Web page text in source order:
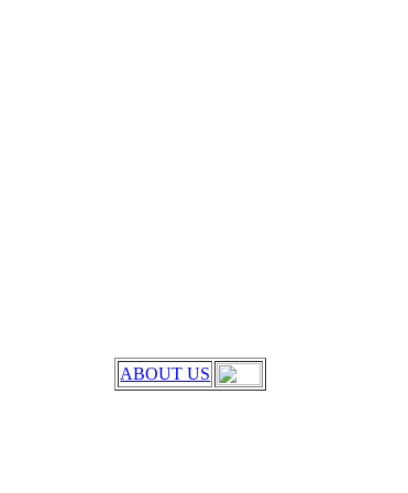
ABOUT US